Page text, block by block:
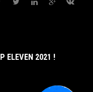
ELEVEN 2021 !